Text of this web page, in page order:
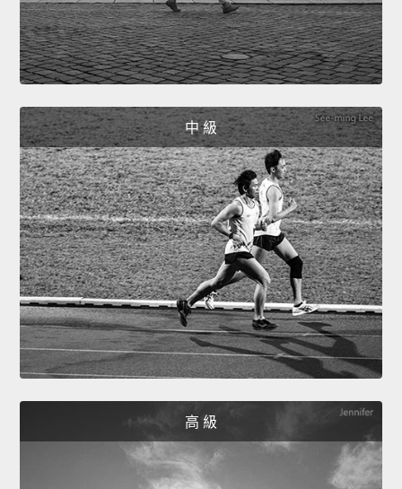
中 級
高 級